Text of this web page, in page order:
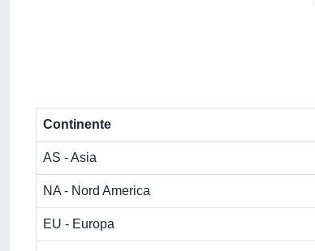
Continente
AS - Asia
NA - Nord America
EU - Europa